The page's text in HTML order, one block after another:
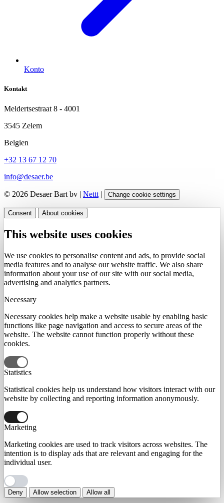
Konto
Kontakt
Meldertsestraat 8 - 4001
3545 Zelem
Belgien
+32 13 67 12 70
info@desaer.be
© 2026 Desaer Bart bv | Nettt | Change cookie settings
Consent About cookies
This website uses cookies
We use cookies to personalise content and ads, to provide social
media features and to analyse our website traffic. We also share
information about your use of our site with our social media,
advertising and analytics partners.
Necessary
Necessary cookies help make a website usable by enabling basic
functions like page navigation and access to secure areas of the
website. The website cannot function properly without these
cookies.
Statistics
Statistical cookies help us understand how visitors interact with our
website by collecting and reporting information anonymously.
Marketing
Marketing cookies are used to track visitors across websites. The
intention is to display ads that are relevant and engaging for the
individual user.
Deny Allow selection Allow all